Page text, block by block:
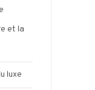
et la
luxe